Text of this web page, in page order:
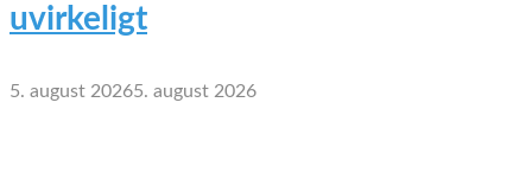
uvirkeligt
5. august 20265. august 2026